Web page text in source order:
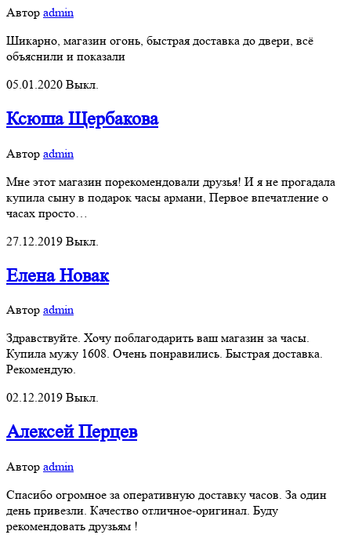
Автор admin
Шикарно, магазин огонь, быстрая доставка до двери, всё
объяснили и показали
05.01.2020 Выкл.
Ксюша Щербакова
Автор admin
Мне этот магазин порекомендовали друзья! И я не прогадала
купила сыну в подарок часы армани, Первое впечатление о
часах просто…
27.12.2019 Выкл.
Елена Новак
Автор admin
Здравствуйте. Хочу поблагодарить ваш магазин за часы.
Купила мужу 1608. Очень понравились. Быстрая доставка.
Рекомендую.
02.12.2019 Выкл.
Алексей Перцев
Автор admin
Спасибо огромное за оперативную доставку часов. За один
день привезли. Качество отличное-оригинал. Буду
рекомендовать друзьям !